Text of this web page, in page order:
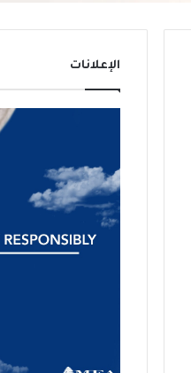
الإعلانات